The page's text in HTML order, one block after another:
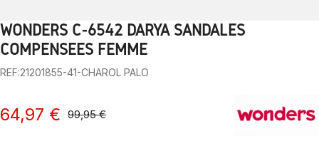
1 2 3 4 5 6 7 8 9
WONDERS C-6542 DARYA SANDALES
COMPENSÉES FEMME
REF:21201855-41-CHAROL PALO
64,97 € 99,95 €